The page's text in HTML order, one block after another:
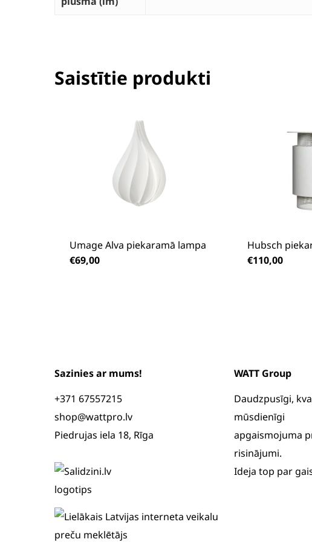
Saistītie produkti
Umage Alva piekaramā lampa
€69,00
Hubsch
€110,00
Sazinies ar mums!
+371 67557215
shop@wattpro.lv
Piedrujas iela 18, Rīga
WATT Group
Daudzpusīgi,
mūsdienīgi
apgaismojuma
risinājumi.
Ideja top par